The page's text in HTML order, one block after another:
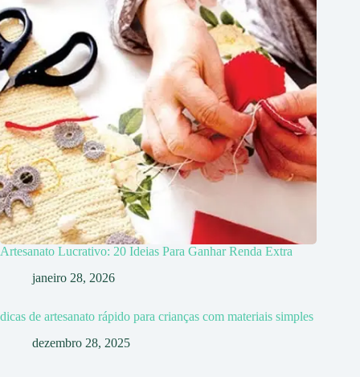
Artesanato Lucrativo: 20 Ideias Para Ganhar Renda Extra
janeiro 28, 2026
dicas de artesanato rápido para crianças com materiais simples
dezembro 28, 2025